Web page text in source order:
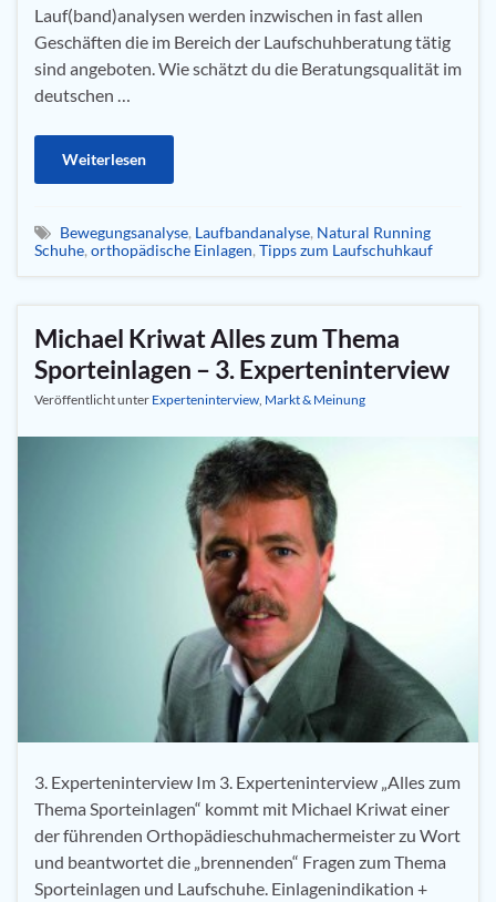
Lauf(band)analysen werden inzwischen in fast allen
Geschäften die im Bereich der Laufschuhberatung tätig
sind angeboten. Wie schätzt du die Beratungsqualität im
deutschen …
Weiterlesen
Bewegungsanalyse, Laufbandanalyse, Natural Running
Schuhe, orthopädische Einlagen, Tipps zum Laufschuhkauf
Michael Kriwat Alles zum Thema
Sporteinlagen – 3. Experteninterview
Veröffentlicht unter Experteninterview Markt & Meinung
3. Experteninterview Im 3. Experteninterview „Alles zum
Thema Sporteinlagen“ kommt mit Michael Kriwat einer
der führenden Orthopädieschuhmachermeister zu Wort
und beantwortet die „brennenden“ Fragen zum Thema
Sporteinlagen und Laufschuhe. Einlagenindikation +